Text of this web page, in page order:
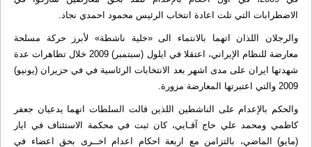
الاضطرابات التي تلت اعادة انتخاب الرئيس محمود احمدي نجاد.
والرجلان اللذان اتهما بالانتماء الى «خلية ناشطة» لأبرز حركة مسلحة
معارضة للنظام الإيراني، اعتقلا في ايلول (سبتمبر) 2009 خلال تظاهرات عدة
شهدتها ايران على مدى اشهر بعد الانتخابات الرئاسية في في حزيران (يونيو)
2009 والتي اعتبرتها المعارضة مزورة.
والحكم بالإعدام على الناشطين اللذين قالت السلطات انهما يدعيان جعفر
كاظمي ومحمد علي حاج آقـايي، كان ثبت في محكمة الاستئناف في ايار
(مايو) الماضي، بالتزامن مع اربعة احكام اعدام اخــرى بحق اعضاء في